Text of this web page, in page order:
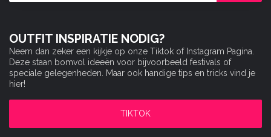
OUTFIT INSPIRATIE NODIG?
Neem dan zeker een kijkje op onze Tiktok of Instagram Pagina.
Deze staan bomvol ideeën voor bijvoorbeeld festivals of
speciale gelegenheden. Maar ook handige tips en tricks vind je
hier!
TIKTOK